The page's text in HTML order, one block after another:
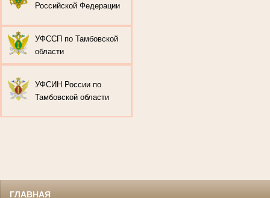
Российской Федерации
УФССП по Тамбовской
области
УФСИН России по
Тамбовской области
ГЛАВНАЯ